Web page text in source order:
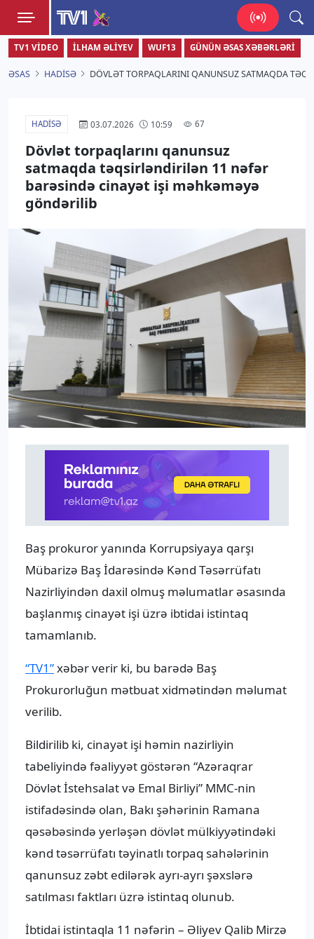
TV1
Zamanı bizimlə yaşa!
TV1 VIDEO İLHAM ƏLIYEV WUF13 GÜNÜN ƏSAS XƏBƏRLƏRI
ƏSAS HADISƏ DÖVLƏT TORPAQLARINI QANUNSUZ SATMAQDA
HADISƏ 03.07.2026 10:59 67
Dövlət torpaqlarını qanunsuz
satmaqda təqsirləndirilən 11 nəfər
barəsində cinayət işi məhkəməyə
göndərilib
Baş prokuror yanında Korrupsiyaya qarşı
Mübarizə Baş İdarəsində Kənd Təsərrüfatı
Nazirliyindən daxil olmuş məlumatlar əsasında
başlanmış cinayət işi üzrə ibtidai istintaq
tamamlanıb.
“TV1”xəbər verir ki, bu barədə Baş
Prokurorluğun mətbuat xidmətindən məlumat
verilib.
Bildirilib ki, cinayət işi həmin nazirliyin
tabeliyində fəaliyyət göstərən “Azəraqrar
Dövlət İstehsalat və Emal Birliyi” MMC-nin
istifadəsində olan, Bakı şəhərinin Ramana
qəsəbəsində yerləşən dövlət mülkiyyətindəki
kənd təsərrüfatı təyinatlı torpaq sahələrinin
qanunsuz zəbt edilərək ayrı-ayrı şəxslərə
satılması faktları üzrə istintaq olunub.
İbtidai istintaqla 11 nəfərin – Əliyev Qalib Mirzə